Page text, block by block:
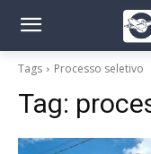
Tags Processo seletivo
Tag: